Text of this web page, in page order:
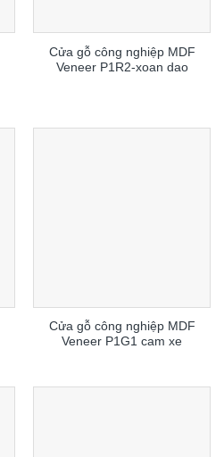
Cửa gỗ công nghiệp MDF
Veneer P1R2-xoan dao
Cửa gỗ công nghiệp MDF
Veneer P1G1 cam xe